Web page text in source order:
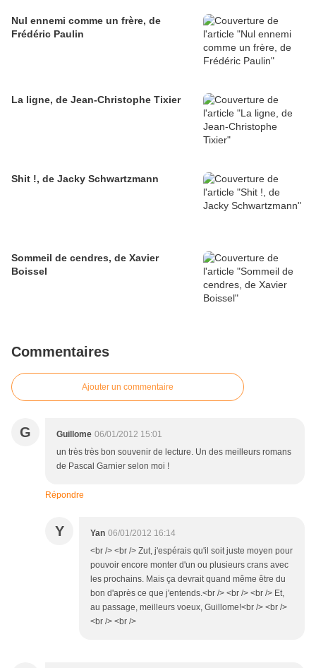
Nul ennemi comme un frère, de
Frédéric Paulin
La ligne, de Jean-Christophe Tixier
Shit !, de Jacky Schwartzmann
Sommeil de cendres, de Xavier
Boissel
Commentaires
Ajouter un commentaire
G Guillome 06/01/2012 15:01
un très très bon souvenir de lecture. Un des meilleurs romans
de Pascal Garnier selon moi !
Répondre
Y Yan 06/01/2012 16:14
<br /> <br /> Zut, j'espérais qu'il soit juste moyen pour
pouvoir encore monter d'un ou plusieurs crans avec
les prochains. Mais ça devrait quand même être du
bon d'après ce que j'entends.<br /> <br /> <br /> Et,
au passage, meilleurs voeux, Guillome!<br /> <br />
<br /> <br />